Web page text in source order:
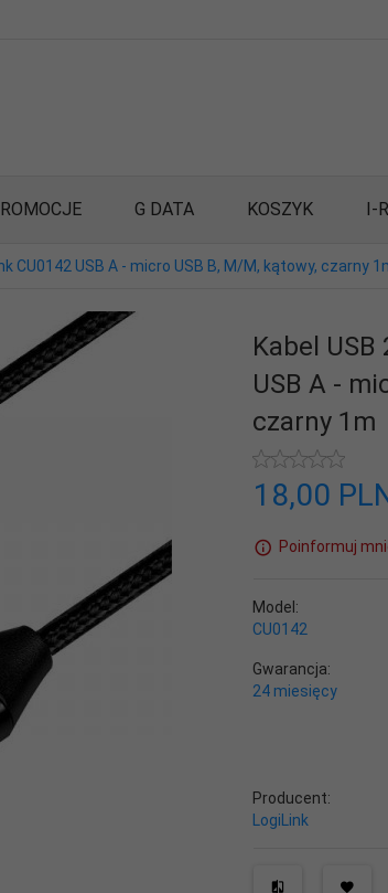
G DATA KOSZYK I-
CU0142 USB A - micro USB B, M/M, kątowy, czarny
Kabel USB
USB A -
czarny 1m
18,00
Poinformuj
Model:
CU0142
Gwarancja:
24 miesięcy
Producent:
LogiLink